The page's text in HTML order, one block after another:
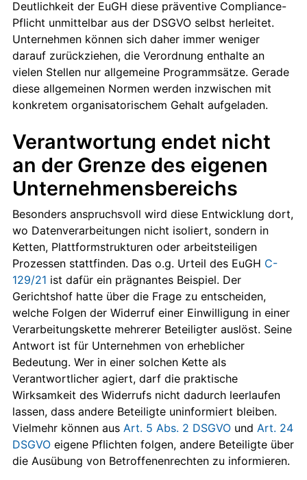
Deutlichkeit der EuGH diese präventive Compliance-
Pflicht unmittelbar aus der DSGVO selbst herleitet.
Unternehmen können sich daher immer weniger
darauf zurückziehen, die Verordnung enthalte an
vielen Stellen nur allgemeine Programmsätze. Gerade
diese allgemeinen Normen werden inzwischen mit
konkretem organisatorischem Gehalt aufgeladen.
Verantwortung endet nicht
an der Grenze des eigenen
Unternehmensbereichs
Besonders anspruchsvoll wird diese Entwicklung dort,
wo Datenverarbeitungen nicht isoliert, sondern in
Ketten, Plattformstrukturen oder arbeitsteiligen
Prozessen stattfinden. Das o.g. Urteil des EuGH C-
129/21 ist dafür ein prägnantes Beispiel. Der
Gerichtshof hatte über die Frage zu entscheiden,
welche Folgen der Widerruf einer Einwilligung in einer
Verarbeitungskette mehrerer Beteiligter auslöst. Seine
Antwort ist für Unternehmen von erheblicher
Bedeutung. Wer in einer solchen Kette als
Verantwortlicher agiert, darf die praktische
Wirksamkeit des Widerrufs nicht dadurch leerlaufen
lassen, dass andere Beteiligte uninformiert bleiben.
Vielmehr können ausArt. 5 Abs. 2 DSGVO undArt. 24
DSGVO eigene Pflichten folgen, andere Beteiligte über
die Ausübung von Betroffenenrechten zu informieren.